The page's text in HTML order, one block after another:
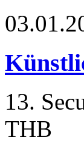
13.
THB